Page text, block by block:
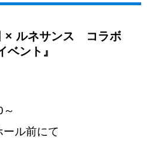
× ルネサンス コラボ
ベント』
ル前にて